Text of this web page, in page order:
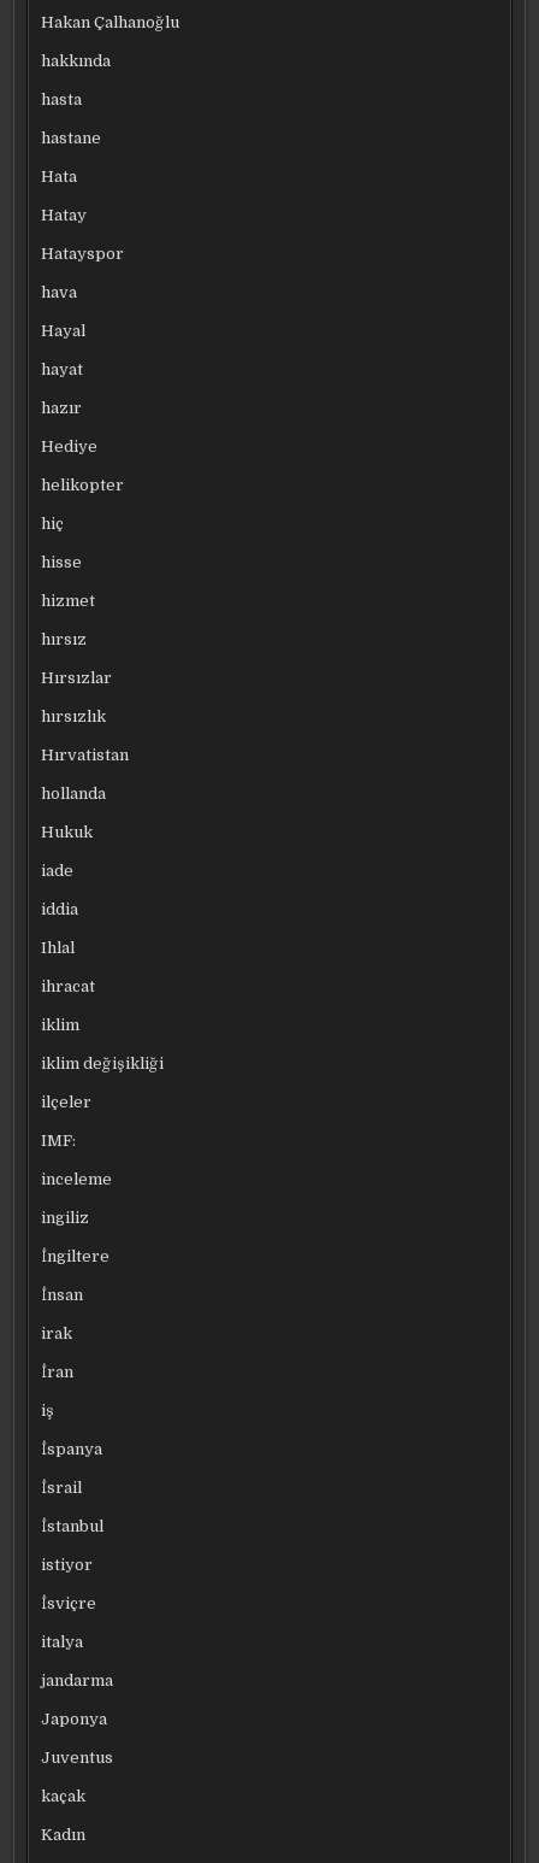
Hakan Çalhanoğlu
hakkında
hasta
hastane
Hata
Hatay
Hatayspor
hava
Hayal
hayat
hazır
Hediye
helikopter
hiç
hisse
hizmet
hırsız
Hırsızlar
hırsızlık
Hırvatistan
hollanda
Hukuk
iade
iddia
Ihlal
ihracat
iklim
iklim değişikliği
ilçeler
IMF:
inceleme
ingiliz
İngiltere
İnsan
irak
İran
iş
İspanya
İsrail
İstanbul
istiyor
İsviçre
italya
jandarma
Japonya
Juventus
kaçak
Kadın